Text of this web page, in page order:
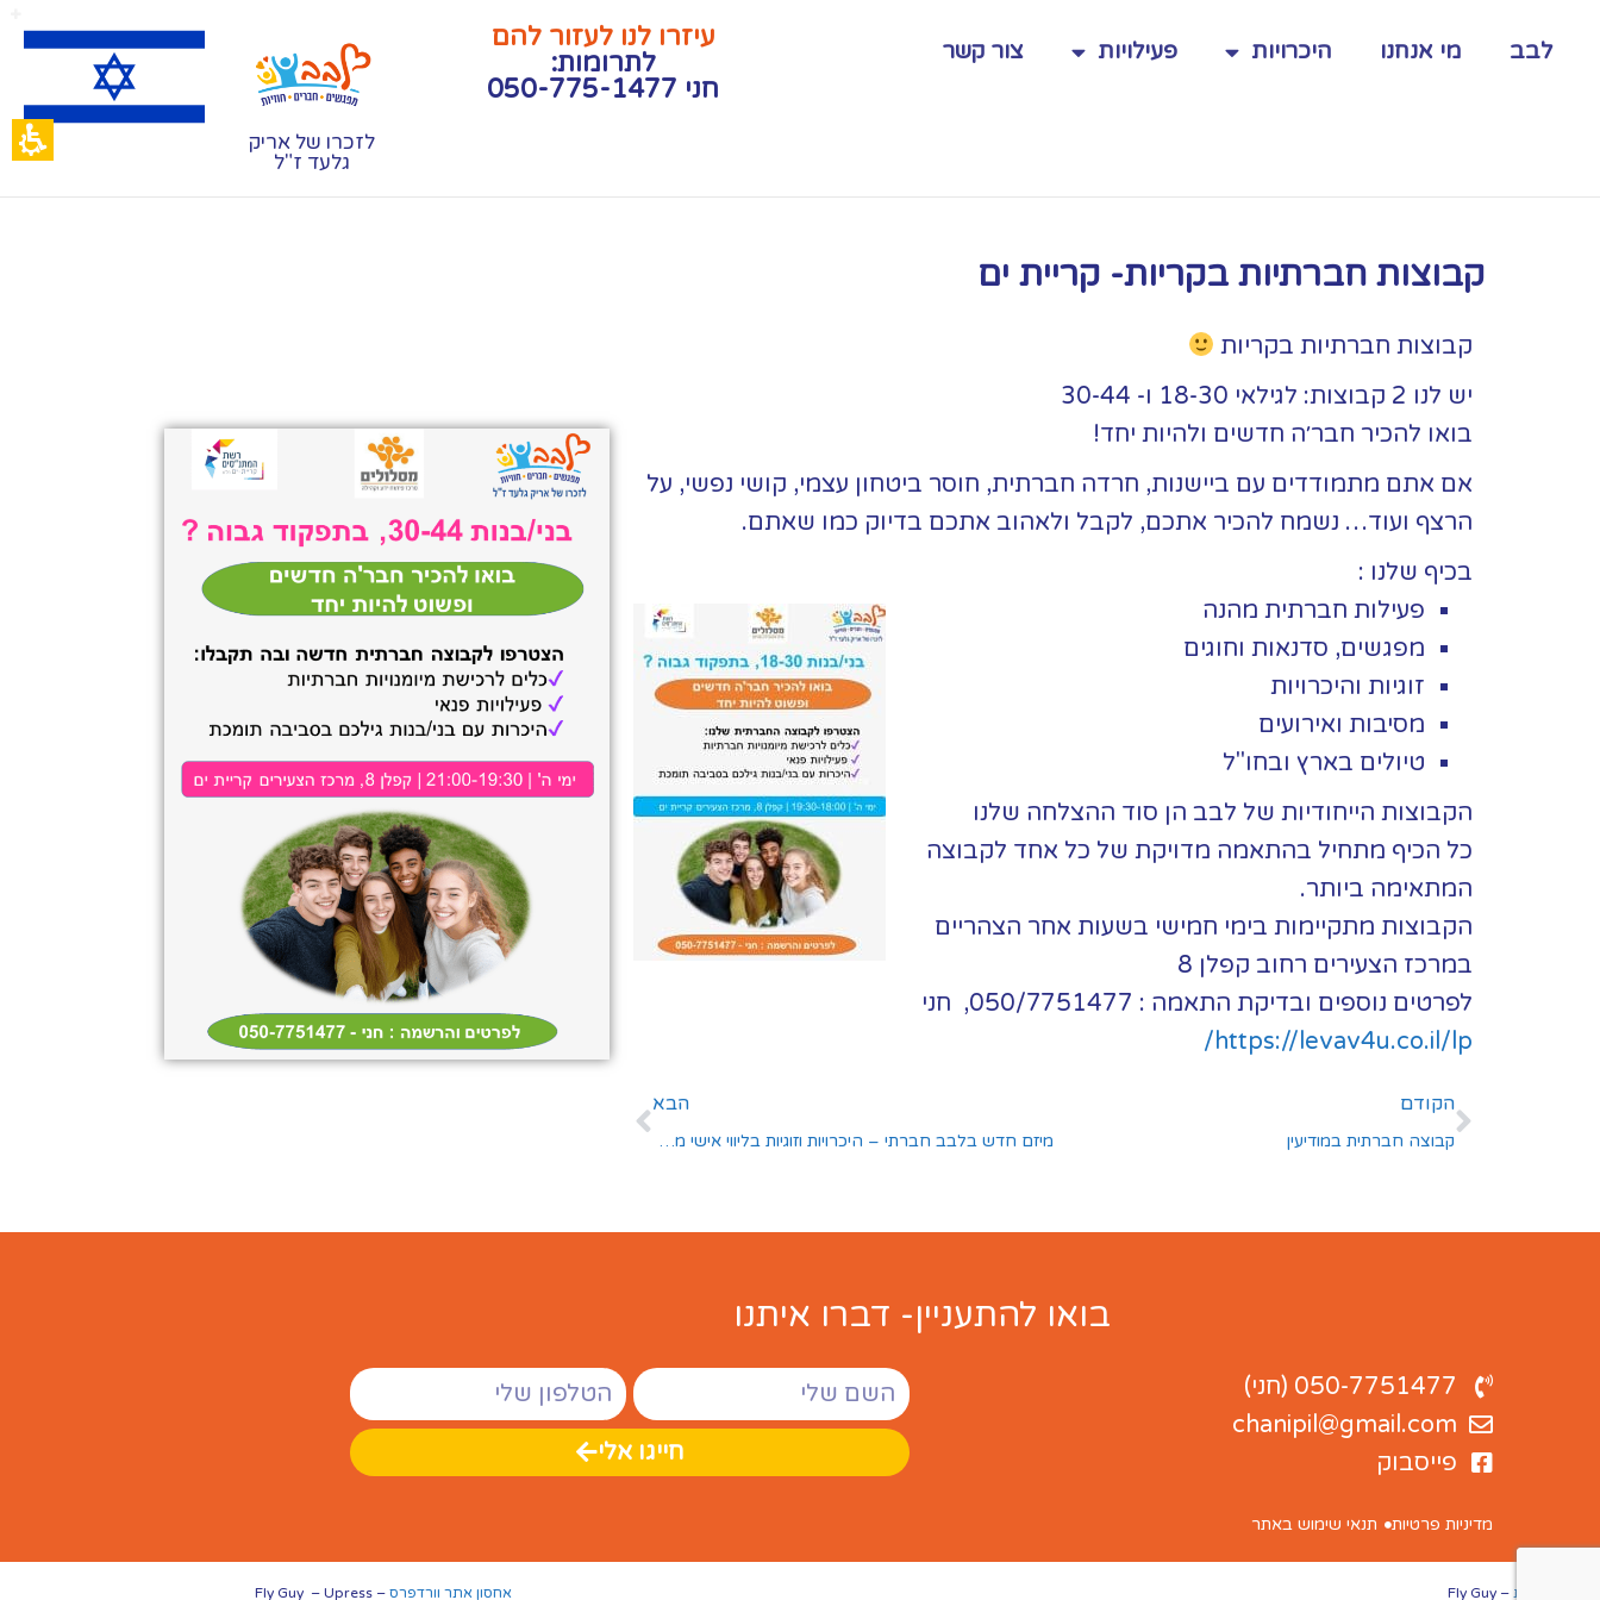
לבב מי אנחנו היכרויות פעילויות צור קשר
עיזרו לנו לעזור להם
לתרומות:
חני 050-775-1477
לזכרו של אריק
גלעד ז"ל
קבוצות חברתיות בקריות- קריית ים
קבוצות חברתיות בקריות
יש לנו 2 קבוצות: לגילאי 18-30 ו- 30-44
בואו להכיר חבר׳ה חדשים ולהיות יחד!
אם אתם מתמודדים עם ביישנות, חרדה חברתית, חוסר ביטחון עצמי, קושי נפשי, על
הרצף ועוד… נשמח להכיר אתכם, לקבל ולאהוב אתכם בדיוק כמו שאתם.
בכיף שלנו :
פעילות חברתית מהנה
מפגשים, סדנאות וחוגים
זוגיות והיכרויות
מסיבות ואירועים
טיולים בארץ ובחו"ל
הקבוצות הייחודיות של לבב הן סוד ההצלחה שלנו
כל הכיף מתחיל בהתאמה מדויקת של כל אחד לקבוצה
המתאימה ביותר.
הקבוצות מתקיימות בימי חמישי בשעות אחר הצהריים
במרכז הצעירים רחוב קפלן 8
לפרטים נוספים ובדיקת התאמה : 050/7751477, חני
https://levav4u.co.il/lp/
הקודם
קבוצה חברתית במודיעין
הבא
מיזם חדש בלבב חברתי – היכרויות וזוגיות בליווי אישי מקצועי
בואו להתעניין- דברו איתנו
050-7751477 (חני)
chanipil@gmail.com
פייסבוק
מדיניות פרטיות תנאי שימוש באתר
חייגו אלי
אתר תדמית – Fly Guy אחסון אתר וורדפרס– Fly Guy – Upress